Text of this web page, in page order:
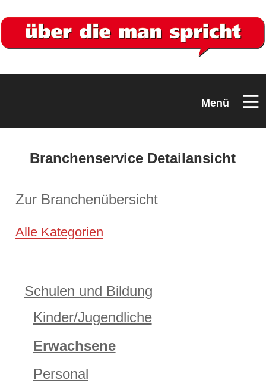
Menü ≡
Branchenservice Detailansicht
Zur Branchenübersicht
Alle Kategorien
Schulen und Bildung
Kinder/Jugendliche
Erwachsene
Personal